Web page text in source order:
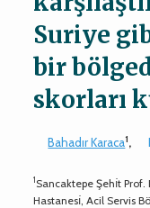
Suriye
bir
skorları
Bahadır Karaca1,
1Sancaktepe Şehı̇t Prof.
Hastanesı̇, Acil Servis